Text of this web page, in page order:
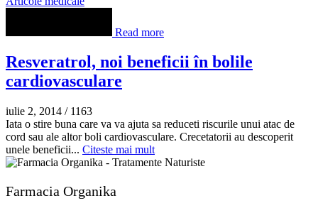
Read more
Resveratrol, noi beneficii în bolile
cardiovasculare
iulie 2, 2014 / 1163
Iata o stire buna care va va ajuta sa reduceti riscurile unui atac de
cord sau ale altor boli cardiovasculare. Crecetatorii au descoperit
unele beneficii... Citeste mai mult
Farmacia Organika